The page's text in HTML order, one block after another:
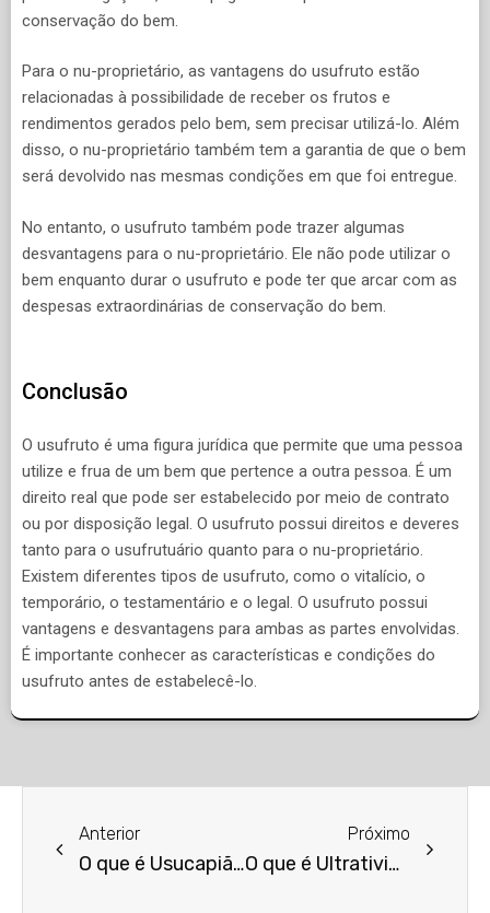
conservação do bem.
Para o nu-proprietário, as vantagens do usufruto estão
relacionadas à possibilidade de receber os frutos e
rendimentos gerados pelo bem, sem precisar utilizá-lo. Além
disso, o nu-proprietário também tem a garantia de que o bem
será devolvido nas mesmas condições em que foi entregue.
No entanto, o usufruto também pode trazer algumas
desvantagens para o nu-proprietário. Ele não pode utilizar o
bem enquanto durar o usufruto e pode ter que arcar com as
despesas extraordinárias de conservação do bem.
Conclusão
O usufruto é uma figura jurídica que permite que uma pessoa
utilize e frua de um bem que pertence a outra pessoa. É um
direito real que pode ser estabelecido por meio de contrato
ou por disposição legal. O usufruto possui direitos e deveres
tanto para o usufrutuário quanto para o nu-proprietário.
Existem diferentes tipos de usufruto, como o vitalício, o
temporário, o testamentário e o legal. O usufruto possui
vantagens e desvantagens para ambas as partes envolvidas.
É importante conhecer as características e condições do
usufruto antes de estabelecê-lo.
Anterior
O que é Usucapião?
Próximo
O que é Ultratividade da Norma?